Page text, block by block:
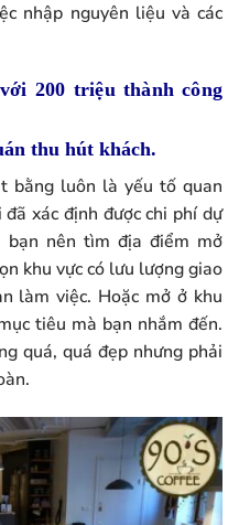
nhập nguyên liệu và các
200 triệu thành công
thu hút khách.
bằng luôn là yếu tố quan
xác định được chi phí dự
bạn nên tìm địa điểm mở
khu vực có lưu lượng giao
làm việc. Hoặc mở ở khu
tiêu mà bạn nhắm đến.
quá, quá đẹp nhưng phải